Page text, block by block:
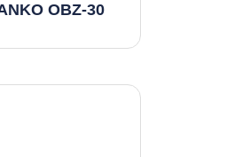
OBZ-30